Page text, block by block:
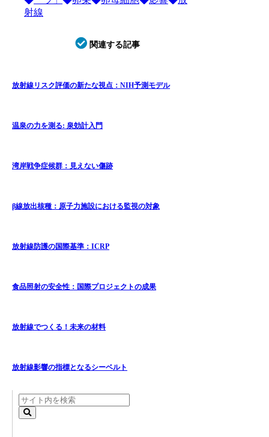
射線
関連する記事
放射線リスク評価の新たな視点：NIH予測モデル
温泉の力を測る: 泉効計入門
湾岸戦争症候群：見えない傷跡
β線放出核種：原子力施設における監視の対象
放射線防護の国際基準：ICRP
食品照射の安全性：国際プロジェクトの成果
放射線でつくる！未来の材料
放射線影響の指標となるシーベルト